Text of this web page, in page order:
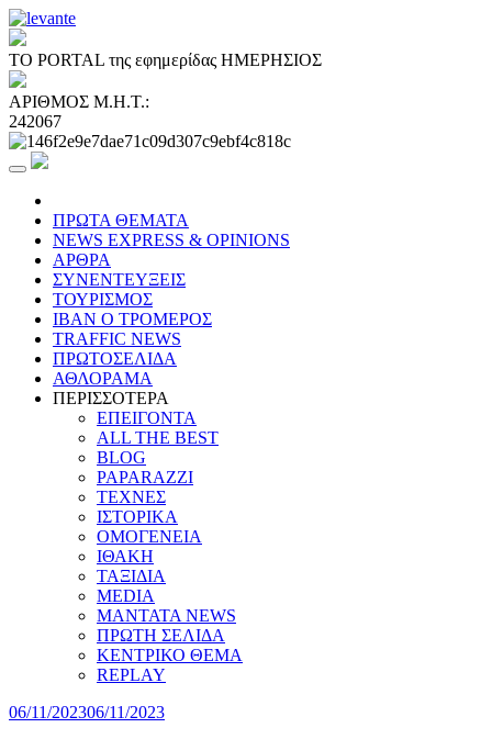
ΤΟ PORTAL της εφημερίδας ΗΜΕΡΗΣΙΟΣ
ΑΡΙΘΜΟΣ Μ.Η.Τ.:
242067
ΠΡΩΤΑ ΘΕΜΑΤΑ
NEWS EXPRESS & OPINIONS
ΑΡΘΡΑ
ΣΥΝΕΝΤΕΥΞΕΙΣ
ΤΟΥΡΙΣΜΟΣ
ΙΒΑΝ Ο ΤΡΟΜΕΡΟΣ
TRAFFIC NEWS
ΠΡΩΤΟΣΕΛΙΔΑ
ΑΘΛΟΡΑΜΑ
ΠΕΡΙΣΣΟΤΕΡΑ
ΕΠΕΙΓΟΝΤΑ
ALL THE BEST
BLOG
PAPARAZZI
ΤΕΧΝΕΣ
ΙΣΤΟΡΙΚΑ
ΟΜΟΓΕΝΕΙΑ
ΙΘΑΚΗ
ΤΑΞΙΔΙΑ
MEDIA
MANTATA NEWS
ΠΡΩΤΗ ΣΕΛΙΔΑ
ΚΕΝΤΡΙΚΟ ΘΕΜΑ
REPLAY
06/11/202306/11/2023